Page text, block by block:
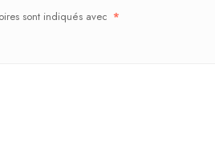
sont indiqués avec *